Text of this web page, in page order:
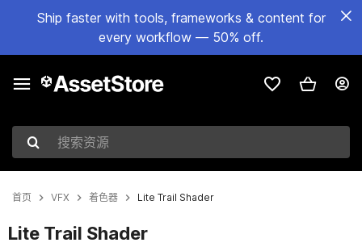
Ship faster with tools, frameworks & content for
every workflow — 50% off.
搜索资源
首页 VFX 着色器 Lite Trail Shader
Lite Trail Shader